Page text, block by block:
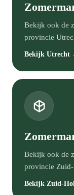
Bekijk ook de
provincie
Bekijk Utrecht
Bekijk ook de
provincie
Bekijk Zuid-